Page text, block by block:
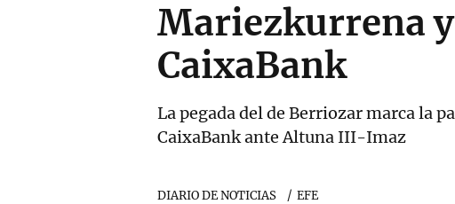
Mariezkurrena
CaixaBank
La pegada del de Berriozar marca la
CaixaBank ante Altuna III-Imaz
DIARIO DE NOTICIAS EFE